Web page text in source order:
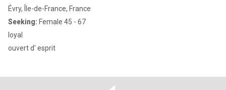
Évry, Île-de-France, France
Seeking: Female 45 - 67
loyal
ouvert d' esprit